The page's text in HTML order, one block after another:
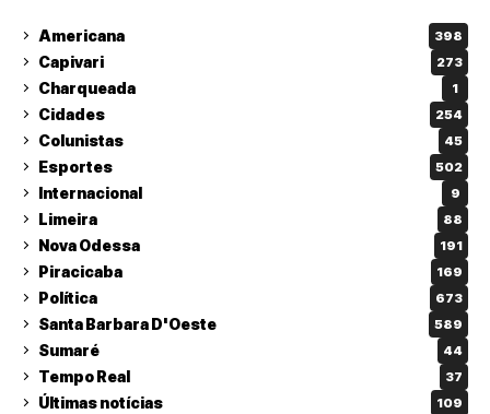
Americana 398
Capivari 273
Charqueada 1
Cidades 254
Colunistas 45
Esportes 502
Internacional 9
Limeira 88
Nova Odessa 191
Piracicaba 169
Política 673
Santa Barbara D'Oeste 589
Sumaré 44
Tempo Real 37
Últimas notícias 109